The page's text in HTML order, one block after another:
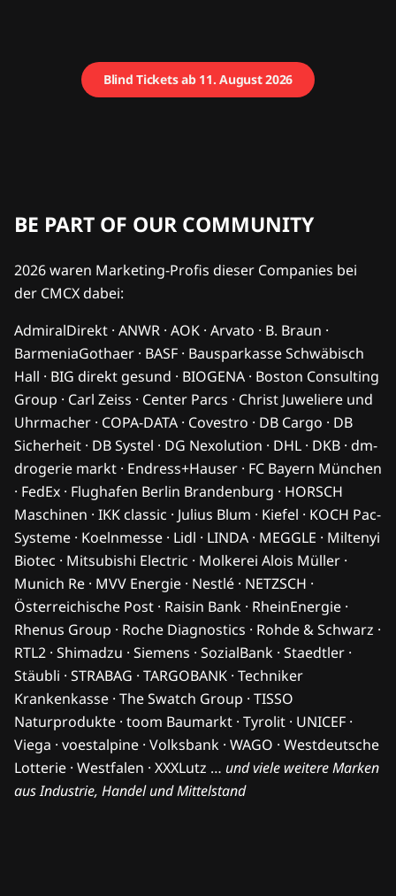
Blind Tickets ab 11. August 2026
BE PART OF OUR COMMUNITY
2026 waren Marketing-Profis dieser Companies bei
der CMCX dabei:
AdmiralDirekt · ANWR · AOK · Arvato · B. Braun ·
BarmeniaGothaer · BASF · Bausparkasse Schwäbisch
Hall · BIG direkt gesund · BIOGENA · Boston Consulting
Group · Carl Zeiss · Center Parcs · Christ Juweliere und
Uhrmacher · COPA-DATA · Covestro · DB Cargo · DB
Sicherheit · DB Systel · DG Nexolution · DHL · DKB · dm-
drogerie markt · Endress+Hauser · FC Bayern München
· FedEx · Flughafen Berlin Brandenburg · HORSCH
Maschinen · IKK classic · Julius Blum · Kiefel · KOCH Pac-
Systeme · Koelnmesse · Lidl · LINDA · MEGGLE · Miltenyi
Biotec · Mitsubishi Electric · Molkerei Alois Müller ·
Munich Re · MVV Energie · Nestlé · NETZSCH ·
Österreichische Post · Raisin Bank · RheinEnergie ·
Rhenus Group · Roche Diagnostics · Rohde & Schwarz ·
RTL2 · Shimadzu · Siemens · SozialBank · Staedtler ·
Stäubli · STRABAG · TARGOBANK · Techniker
Krankenkasse · The Swatch Group · TISSO
Naturprodukte · toom Baumarkt · Tyrolit · UNICEF ·
Viega · voestalpine · Volksbank · WAGO · Westdeutsche
Lotterie · Westfalen · XXXLutz … und viele weitere Marken
aus Industrie, Handel und Mittelstand